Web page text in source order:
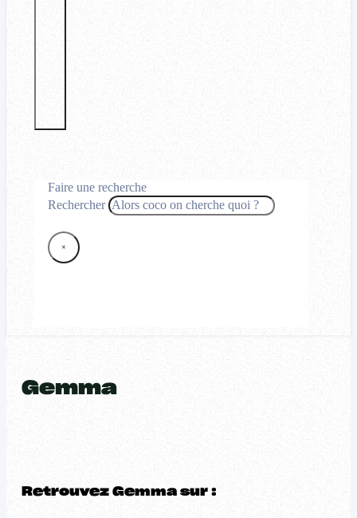
Faire une recherche
Rechercher
×
Gemma
Retrouvez Gemma sur :